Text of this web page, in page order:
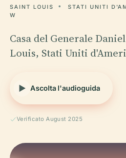
SAINT LOUIS STATI UNITI
W
Casa del Generale
Louis, Stati Uniti
Ascolta l'audioguida
Verificato August 2025